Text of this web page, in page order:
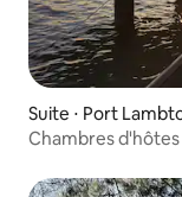
Suite ⋅ Port
Chambres